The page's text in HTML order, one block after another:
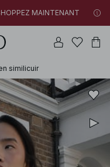
MAINTENANT
similicuir